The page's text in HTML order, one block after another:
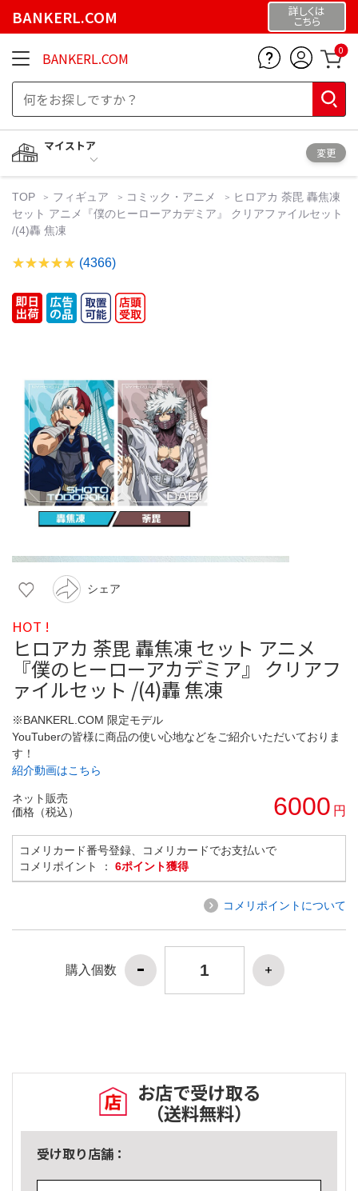
BANKERL.COM 詳しくは
こちら
BANKERL.COM 0
マイストア
変更
TOP フィギュア コミック・アニメ
ヒロアカ 荼毘 轟焦凍
セット アニメ『僕のヒーローアカデミア』 クリアファイルセット
/(4)轟 焦凍
(4366)
シェア
HOT !
ヒロアカ 荼毘 轟焦凍 セット アニメ
『僕のヒーローアカデミア』 クリアフ
ァイルセット /(4)轟 焦凍
※BANKERL.COM 限定モデル
YouTuberの皆様に商品の使い心地などをご紹介いただいておりま
す！
紹介動画はこちら
ネット販売
価格（税込）
6000 円
コメリカード番号登録、コメリカードでお支払いで
コメリポイント ： 6ポイント獲得
コメリポイントについて
購入個数
お店で受け取る
（送料無料）
受け取り店舗：